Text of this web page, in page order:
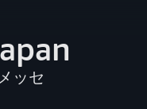
ッセ